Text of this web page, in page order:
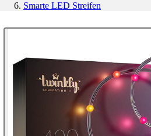
Smarte LED Streifen